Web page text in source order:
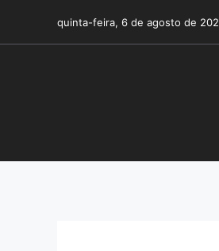
o
quinta-feira, 6 de agosto de